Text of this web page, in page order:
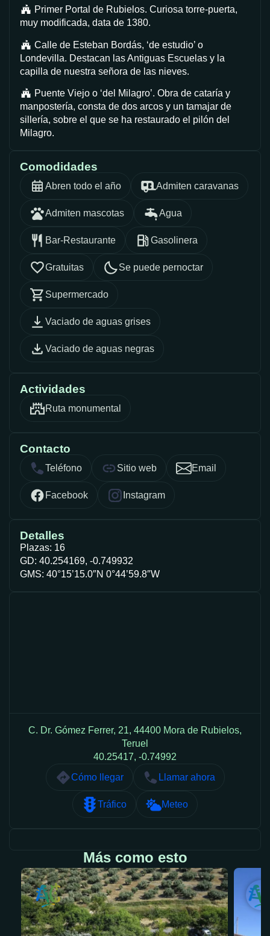
Primer Portal de Rubielos. Curiosa torre-puerta,
muy modificada, data de 1380.
Calle de Esteban Bordás, ‘de estudio’ o
Londevilla. Destacan las Antiguas Escuelas y la
capilla de nuestra señora de las nieves.
Puente Viejo o ‘del Milagro’. Obra de cataría y
manpostería, consta de dos arcos y un tamajar de
sillería, sobre el que se ha restaurado el pilón del
Milagro.
Comodidades
Abren todo el año Admiten caravanas
Admiten mascotas Agua
Bar-Restaurante Gasolinera
Gratuitas Se puede pernoctar
Supermercado
Vaciado de aguas grises
Vaciado de aguas negras
Actividades
Ruta monumental
Contacto
Teléfono Sitio web Email
Facebook Instagram
Detalles
Plazas: 16
GD: 40.254169, -0.749932
GMS: 40°15’15.0″N 0°44’59.8″W
C. Dr. Gómez Ferrer, 21, 44400 Mora de Rubielos,
Teruel
40.25417, -0.74992
Cómo llegar
Llamar ahora
Tráfico Meteo
Más como esto